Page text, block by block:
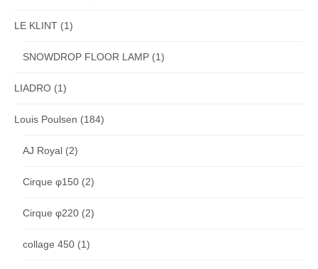
LE KLINT (1)
SNOWDROP FLOOR LAMP (1)
LIADRO (1)
Louis Poulsen (184)
AJ Royal (2)
Cirque φ150 (2)
Cirque φ220 (2)
collage 450 (1)